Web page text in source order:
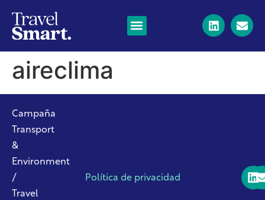
aireclima
Campaña
Transport
&
Environment
/
Travel
Política de privacidad